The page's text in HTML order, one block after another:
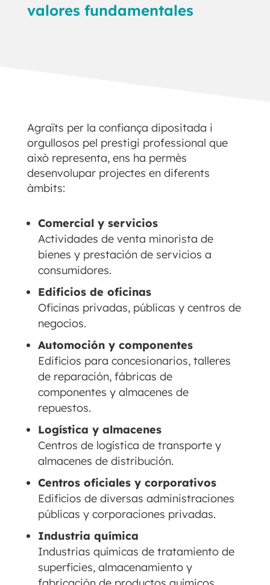
valores fundamentales
Agraïts per la confiança dipositada i
orgullosos pel prestigi professional que
això representa, ens ha permès
desenvolupar projectes en diferents
àmbits:
Comercial y servicios
Actividades de venta minorista de
bienes y prestación de servicios a
consumidores.
Edificios de oficinas
Oficinas privadas, públicas y centros de
negocios.
Automoción y componentes
Edificios para concesionarios, talleres
de reparación, fábricas de
componentes y almacenes de
repuestos.
Logística y almacenes
Centros de logística de transporte y
almacenes de distribución.
Centros oficiales y corporativos
Edificios de diversas administraciones
públicas y corporaciones privadas.
Industria química
Industrias químicas de tratamiento de
superficies, almacenamiento y